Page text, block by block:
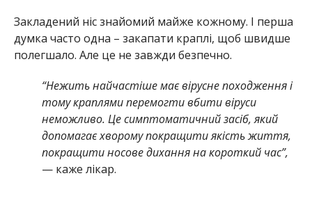
Закладений ніс знайомий майже кожному. І перша
думка часто одна – закапати краплі, щоб швидше
полегшало. Але це не завжди безпечно.
“Нежить найчастіше має вірусне походження і
тому краплями перемогти вбити віруси
неможливо. Це симптоматичний засіб, який
допомагає хворому покращити якість життя,
покращити носове дихання на короткий час”,
— каже лікар.